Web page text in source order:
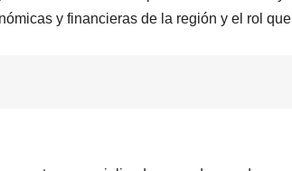
y financieras de la región y el rol que